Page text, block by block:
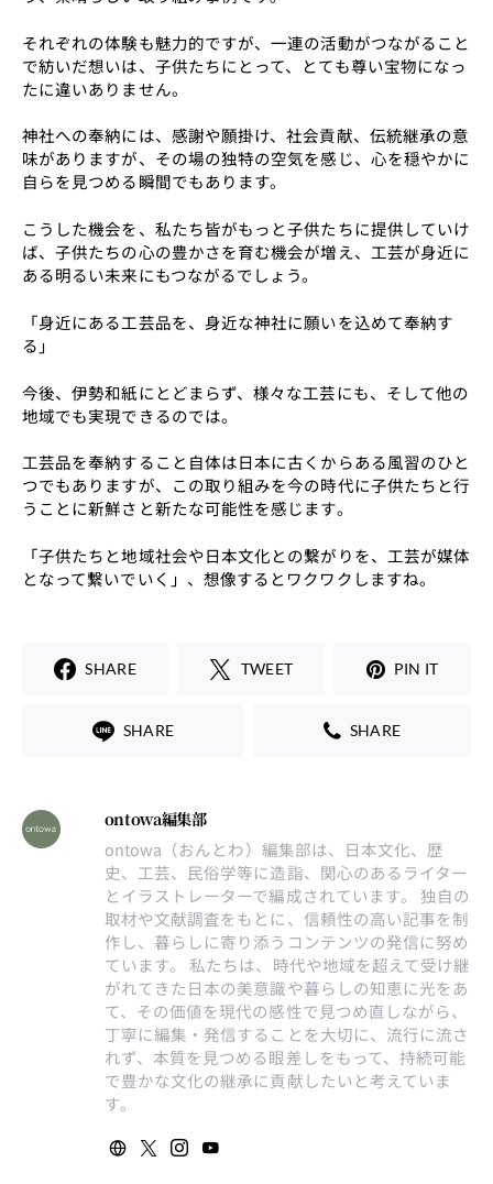
それぞれの体験も魅力的ですが、一連の活動がつながること
で紡いだ想いは、子供たちにとって、とても尊い宝物になっ
たに違いありません。
神社への奉納には、感謝や願掛け、社会貢献、伝統継承の意
味がありますが、その場の独特の空気を感じ、心を穏やかに
自らを見つめる瞬間でもあります。
こうした機会を、私たち皆がもっと子供たちに提供していけ
ば、子供たちの心の豊かさを育む機会が増え、工芸が身近に
ある明るい未来にもつながるでしょう。
「身近にある工芸品を、身近な神社に願いを込めて奉納す
る」
今後、伊勢和紙にとどまらず、様々な工芸にも、そして他の
地域でも実現できるのでは。
工芸品を奉納すること自体は日本に古くからある風習のひと
つでもありますが、この取り組みを今の時代に子供たちと行
うことに新鮮さと新たな可能性を感じます。
「子供たちと地域社会や日本文化との繋がりを、工芸が媒体
となって繋いでいく」、想像するとワクワクしますね。
SHARE TWEET PIN IT
SHARE SHARE
ontowa編集部
ontowa（おんとわ）編集部は、日本文化、歴
史、工芸、民俗学等に造詣、関心のあるライター
とイラストレーターで編成されています。 独自の
取材や文献調査をもとに、信頼性の高い記事を制
作し、暮らしに寄り添うコンテンツの発信に努め
ています。 私たちは、時代や地域を超えて受け継
がれてきた日本の美意識や暮らしの知恵に光をあ
て、その価値を現代の感性で見つめ直しながら、
丁寧に編集・発信することを大切に、流行に流さ
れず、本質を見つめる眼差しをもって、持続可能
で豊かな文化の継承に貢献したいと考えていま
す。